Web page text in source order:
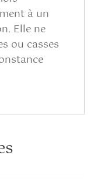
à un
Elle ne
ou casses